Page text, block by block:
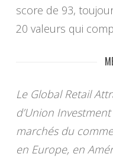
score de 93,
20 valeurs qui
Le Global Retail
d’Union
marchés du
en Europe, en